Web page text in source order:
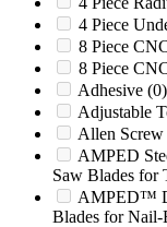
2048(0)
2050(0)
2050
2060(0)
2060D(0)
2070 (0)
2070XL
2090(0)
2090XP(0)
20R(0)
4 Piece
8 Piece
8 Piece
Adhesive (0)
Adjustable
Allen Screw
AMPED
Saw Blades for
AMPED™
Blades for Nail-